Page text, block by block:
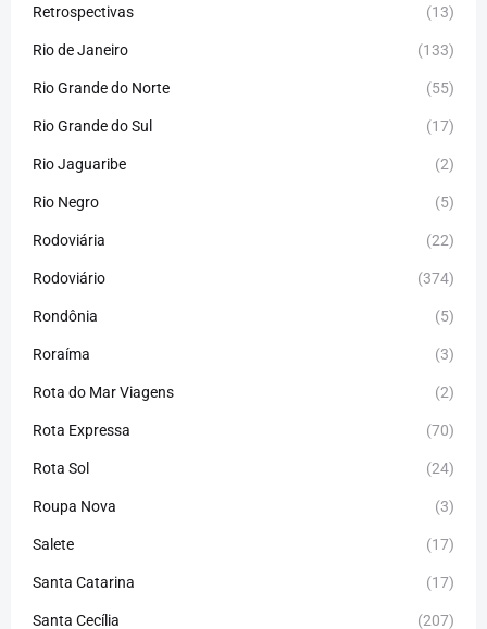
Retrospectivas (13)
Rio de Janeiro (133)
Rio Grande do Norte (55)
Rio Grande do Sul (17)
Rio Jaguaribe (2)
Rio Negro (5)
Rodoviária (22)
Rodoviário (374)
Rondônia (5)
Roraíma (3)
Rota do Mar Viagens (2)
Rota Expressa (70)
Rota Sol (24)
Roupa Nova (3)
Salete (17)
Santa Catarina (17)
Santa Cecília (207)